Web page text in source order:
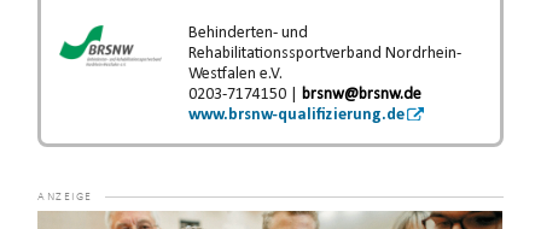
Behinderten- und
Rehabilitationssportverband Nordrhein-
Westfalen e.V.
0203-7174150 |
brsnw@brsnw.de
www.brsnw-qualifizierung.de